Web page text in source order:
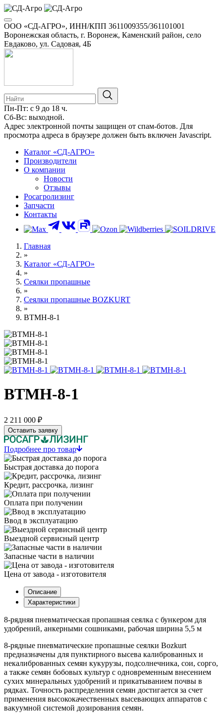
ООО «СД-АГРО», ИНН/КПП 3611009355/361101001
Воронежская область, г. Воронеж, Каменский район, село
Евдаково, ул. Садовая, 4Б
Пн-Пт: с 9 до 18 ч.
Сб-Вс: выходной.
8-800-100-34-01
Адрес электронной почты защищен от спам-ботов. Для
Каталог «СД-АГРО»
Производители
О компании
Новости
Отзывы
Росагролизинг
Запчасти
Контакты
Главная
»
Каталог «СД-АГРО»
»
Сеялки пропашные
»
Сеялки пропашные BOZKURT
»
ВТМН-8-1
2 211 000 ₽
Оставить заявку
Подробнее про товар
Быстрая доставка до порога
Кредит, рассрочка, лизинг
Оплата при получении
Ввод в эксплуатацию
Выездной сервисный центр
Запасные части в наличии
Описание
8-рядняя пневматическая пропашная сеялка с бункером для
8-рядные пневматические пропашные сеялки Bozkurt
предназначены для пунктирного высева калиброванных и
некалиброванных семян кукурузы, подсолнечника, сои, сорго,
а также семян бобовых культур с одновременным внесением
сухих минеральных удобрений и прикатыванием почвы в
рядках. Точность распределения семян достигается за счет
применения высококачественных высевающих аппаратов с